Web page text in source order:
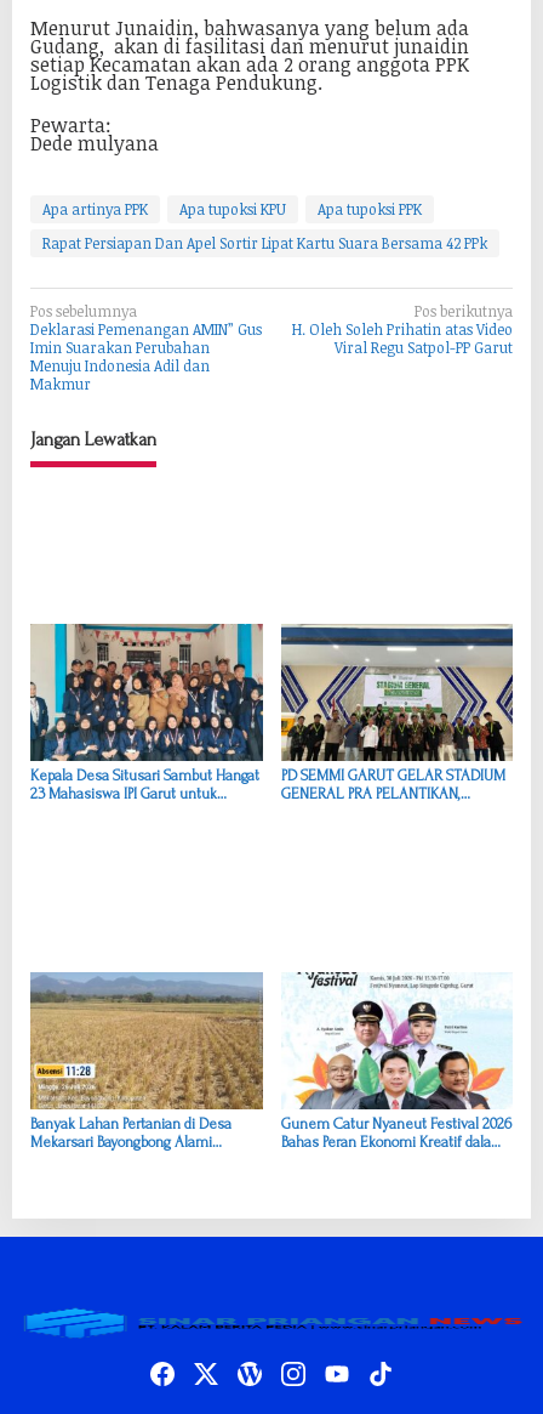
Menurut Junaidin, bahwasanya yang belum ada
Gudang, akan di fasilitasi dan menurut junaidin
setiap Kecamatan akan ada 2 orang anggota PPK
Logistik dan Tenaga Pendukung.
Pewarta:
Dede mulyana
Apa artinya PPK Apa tupoksi KPU
Apa tupoksi PPK
Rapat Persiapan Dan Apel Sortir Lipat Kartu Suara Bersama 42 PPk
N
a
v
g
a
Pos sebelumnya
Deklarasi Pemenangan AMIN” Gus
Imin Suarakan Perubahan
Menuju Indonesia Adil dan
Makmur
Pos berikutnya
H. Oleh Soleh Prihatin atas Video
Viral Regu Satpol-PP Garut
Jangan Lewatkan
Kepala Desa Situsari Sambut Hangat
23 Mahasiswa IPI Garut untuk
PD SEMMI GARUT GELAR STADIUM
GENERAL PRA PELANTIKAN,
Banyak Lahan Pertanian di Desa
Mekarsari Bayongbong Alami
Gunem Catur Nyaneut Festival 2026
Bahas Peran Ekonomi Kreatif dalam